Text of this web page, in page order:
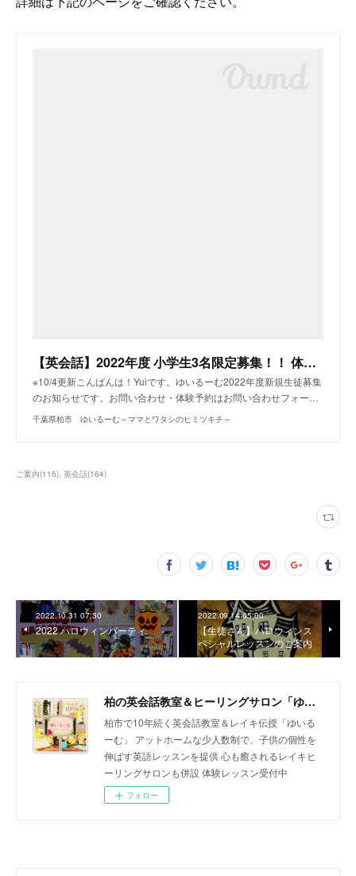
【英会話】2022年度 小学生3名限定募集！！ 体験レッスン受付日
※10/4更新こんばんは！Yuiです。ゆいるーむ2022年度新規生徒募集
のお知らせです。お問い合わせ・体験予約はお問い合わせフォー…
千葉県柏市 ゆいるーむ～ママとワタシのヒミツキチ～
ご案内(116) 英会話(164)
2022.10.31 07:30
2022 ハロウィンパーティ
2022.09.14 05:00
【生徒さん】ハロウィンス
ペシャルレッスンのご案内
柏の英会話教室＆ヒーリングサロン「ゆいるーむ」
柏市で10年続く英会話教室＆レイキ伝授「ゆいる
ーむ」 アットホームな少人数制で、子供の個性を
伸ばす英語レッスンを提供 心も癒されるレイキヒ
ーリングサロンも併設 体験レッスン受付中
フォロー